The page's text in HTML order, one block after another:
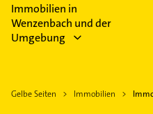
Immobilien in
Wenzenbach und der
Umgebung
Gelbe Seiten Immobilien